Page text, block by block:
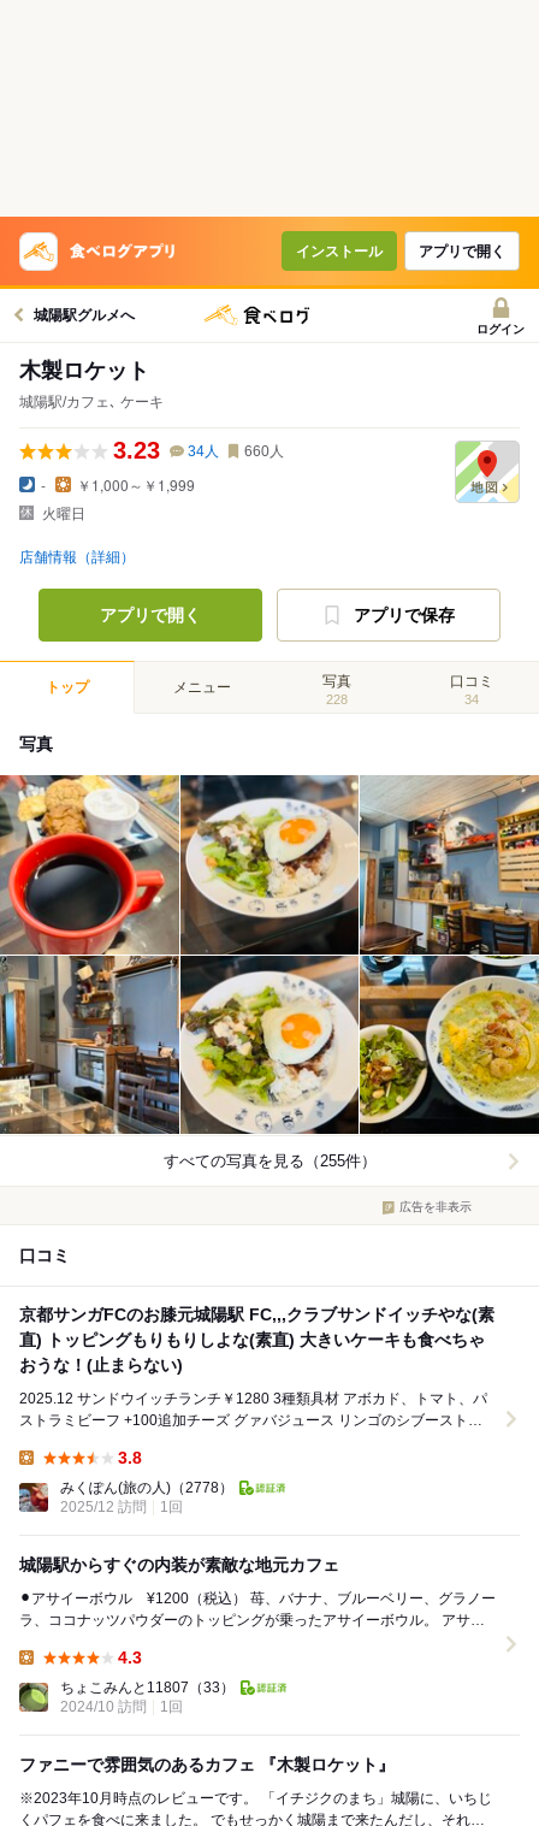
インストール アプリで開く
城陽駅グルメへ
ログイン
木製ロケット
城陽駅/カフェ､ ケーキ
3.23 34人 660人
-
￥1,000～￥1,999
火曜日
店舗情報（詳細）
アプリで開く アプリで保存
トップ メニュー 写真
228
口コミ
34
写真
すべての写真を見る（255件）
広告を非表示
口コミ
京都サンガFCのお膝元城陽駅 FC,,,クラブサンドイッチやな(素
直) トッピングもりもりしよな(素直) 大きいケーキも食べちゃ
おうな！(止まらない)
2025.12 サンドウイッチランチ￥1280 3種類具材 アボカド、トマト、パ
ストラミビーフ +100追加チーズ グァバジュース リンゴのシブースト
3.8
みくぽん(旅の人) （2778）
2025/12 訪問
1回
城陽駅からすぐの内装が素敵な地元カフェ
⚫︎アサイーボウル ¥1200（税込） 苺、バナナ、ブルーベリー、グラノー
ラ、ココナッツパウダーのトッピングが乗ったアサイーボウル。 アサイ
4.3
ちょこみんと11807 （33）
2024/10 訪問
1回
ファニーで雰囲気のあるカフェ 『木製ロケット』
※2023年10月時点のレビューです。 「イチジクのまち」城陽に、いちじ
くパフェを食べに来ました。 でもせっかく城陽まで来たんだし、それだ